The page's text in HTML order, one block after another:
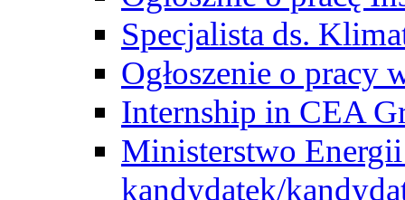
Specjalista ds.
Ogłoszenie o pracy
Internship in CEA
Ministerstwo
kandydatek/